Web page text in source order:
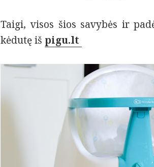
Taigi, visos šios savybės ir
kėdutę iš pigu.lt